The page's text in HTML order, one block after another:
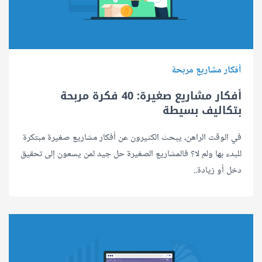
أفكار مشاريع مربحة
أفكار مشاريع صغيرة: 40 فكرة مربحة
بتكاليف بسيطة
في الوقت الراهن، يبحث الكثيرون عن أفكار مشاريع صغيرة مبتكرة
للبدء بها ولم لا؟ فالمشاريع الصغيرة حل جيد لمن يسعون إلى تحقيق
دخل أو زيادة..